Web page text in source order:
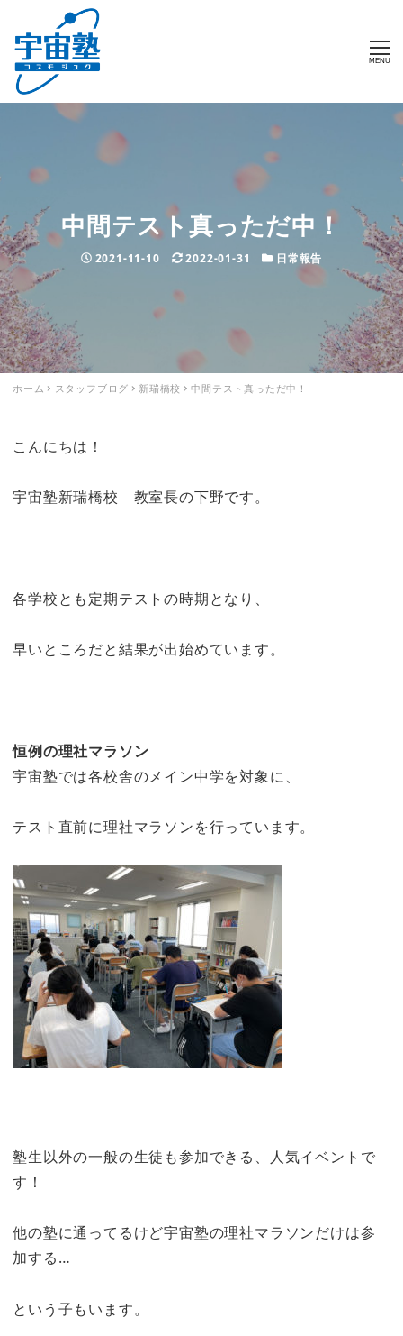
MENU
中間テスト真っただ中！
投稿日
2021-11-10 更新日
2022-01-31 カテゴリー
日常報告
ホーム スタッフブログ 新瑞橋校 中間テスト真っただ中！
こんにちは！
宇宙塾新瑞橋校 教室長の下野です。
各学校とも定期テストの時期となり、
早いところだと結果が出始めています。
恒例の理社マラソン
宇宙塾では各校舎のメイン中学を対象に、
テスト直前に理社マラソンを行っています。
塾生以外の一般の生徒も参加できる、人気イベントで
す！
他の塾に通ってるけど宇宙塾の理社マラソンだけは参
加する…
という子もいます。